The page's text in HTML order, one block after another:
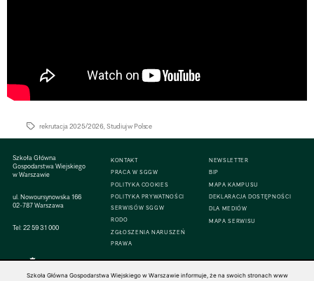
rekrutacja 2025/2026 Studiuj w Polsce
Szkoła Główna
Gospodarstwa Wiejskiego
w Warszawie
ul. Nowoursynowska 166
02-787 Warszawa
Tel:22 59 31 000
KONTAKT
PRACA W SGGW
POLITYKA COOKIES
POLITYKA PRYWATNOŚCI
SERWISÓW SGGW
RODO
ZGŁOSZENIA NARUSZEŃ
PRAWA
NEWSLETTER
BIP
MAPA KAMPUSU
DEKLARACJA DOSTĘPNOŚCI
DLA MEDIÓW
MAPA SERWISU
Szkoła Główna Gospodarstwa Wiejskiego w Warszawie informuje, że na swoich stronach www